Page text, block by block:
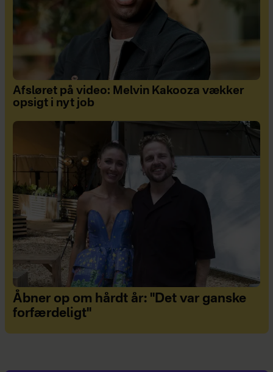
Afsløret på video: Melvin Kakooza vækker
opsigt i nyt job
Åbner op om hårdt år: "Det var ganske
forfærdeligt"